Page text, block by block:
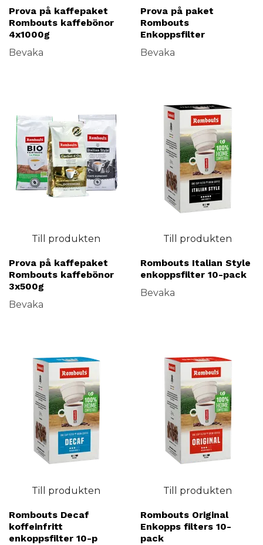
Prova på kaffepaket
Rombouts kaffebönor
4x1000g
Bevaka
Prova på paket
Rombouts
Enkoppsfilter
Bevaka
Till produkten
Prova på kaffepaket
Rombouts kaffebönor
3x500g
Bevaka
Till produkten
Rombouts Italian Style
enkoppsfilter 10-pack
Bevaka
Till produkten
Rombouts Decaf
koffeinfritt
enkoppsfilter 10-p
Till produkten
Rombouts Original
Enkopps filters 10-
pack